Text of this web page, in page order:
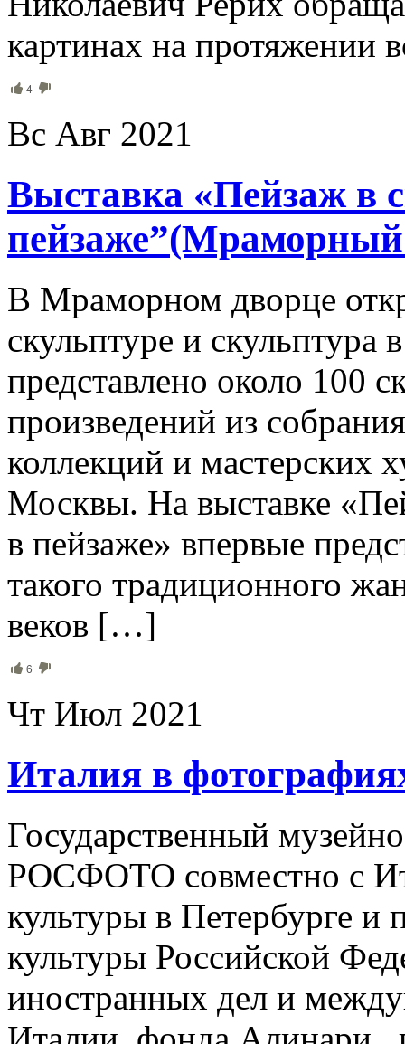
картинах на протяжении
4
Вс Авг 2021
Выставка «Пейзаж в
пейзаже”(Мраморный
В Мраморном дворце
скульптуре и скульптура
представлено около 100
произведений из
коллекций и мастерских
Москвы. На выставке
в пейзаже» впервые
такого традиционного
веков […]
6
Чт Июл 2021
Италия в
Государственный
РОСФОТО совместно с
культуры в Петербурге и
культуры Российской
иностранных дел и